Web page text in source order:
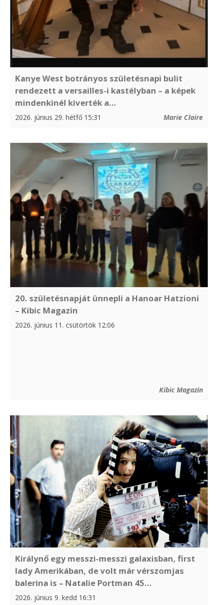
Kanye West botrányos születésnapi bulit
rendezett a versailles-i kastélyban – a képek
mindenkinél kiverték a...
2026. június 29. hétfő 15:31 Marie Claire
20. születésnapját ünnepli a Hanoar Hatzioni
– Kibic Magazin
2026. június 11. csütörtök 12:06
Kibic Magazin
Királynő egy messzi-messzi galaxisban, first
lady Amerikában, de volt már vérszomjas
balerina is – Natalie Portman 45...
2026. június 9. kedd 16:31